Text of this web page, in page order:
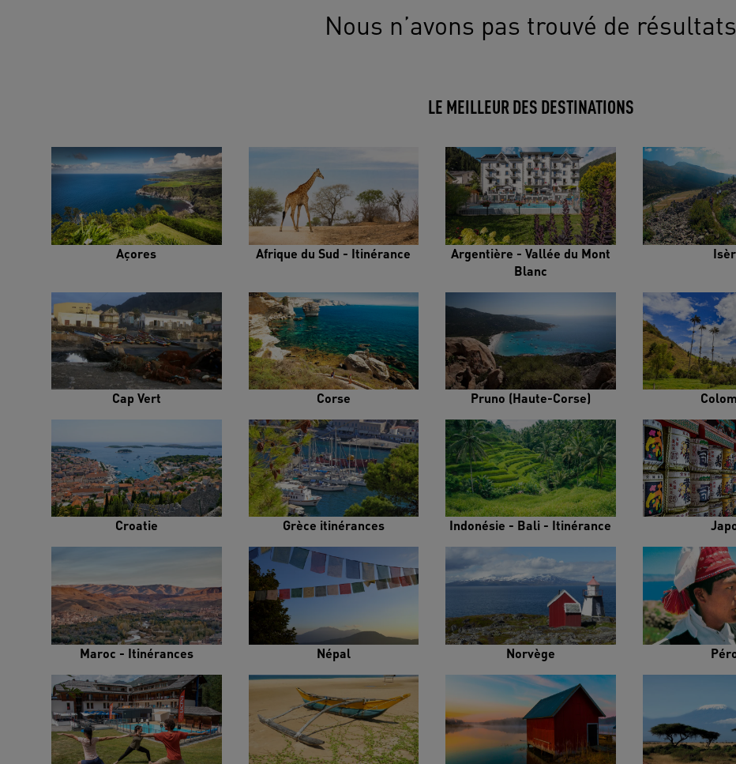
Nous n’avons pas trouvé de résultats
LE MEILLEUR DES DESTINATIONS
Açores Afrique du Sud - Itinérance
Argentière - Vallée du Mont
Blanc
Cap Vert Corse Pruno (Haute-Corse)
Croatie Grèce itinérances Indonésie - Bali - Itinérance
Maroc - Itinérances Népal Norvège